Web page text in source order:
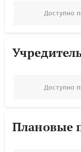
Доступно
Доступно
Плановые